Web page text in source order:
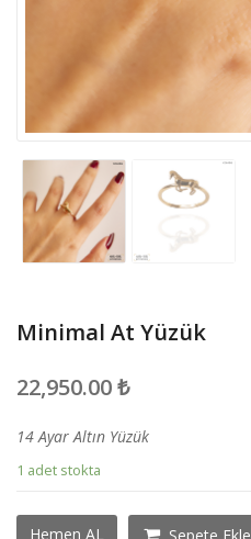
Minimal At Yüzük
22,950.00₺
14 Ayar Altın Yüzük
1 adet stokta
Hemen AL
Minimal